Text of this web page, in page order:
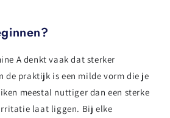
A denkt vaak dat sterker
de praktijk is een milde vorm die je
meestal nuttiger dan een sterke
laat liggen. Bij elke